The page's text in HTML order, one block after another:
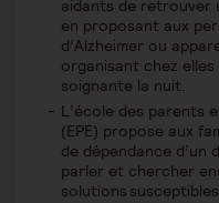
aidants de retrouver
en proposant aux
d’Alzheimer ou
organisant chez elles
soignante la nuit.
L’école des parents
(EPE) propose aux
de dépendance d’un
parler et chercher
solutions